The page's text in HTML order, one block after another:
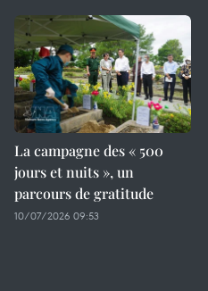
La campagne des « 500
jours et nuits », un
parcours de gratitude
10/07/2026 09:53